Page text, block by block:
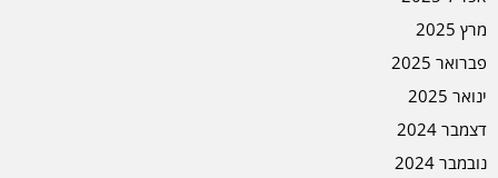
מרץ 2025
פברואר 2025
ינואר 2025
דצמבר 2024
נובמבר 2024